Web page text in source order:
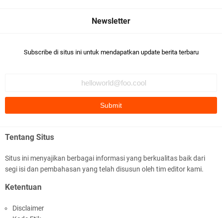
Kapolsek Selaparang Sambangi Kepala
Lingkungan Taman Perkuat Sinergitas
Subscribe di situs ini untuk mendapatkan update berita terbaru
Tentang Situs
Situs ini menyajikan berbagai informasi yang berkualitas baik dari
segi isi dan pembahasan yang telah disusun oleh tim editor kami.
Ketentuan
Disclaimer